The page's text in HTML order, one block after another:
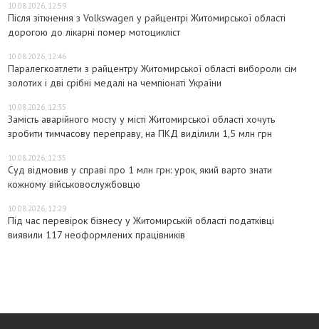
10.08.2026, 12:59
Після зіткнення з Volkswagen у райцентрі Житомирської області
дорогою до лікарні помер мотоцикліст
10.08.2026, 12:46
Паралегкоатлети з райцентру Житомирської області вибороли сім
золотих і дві срібні медалі на чемпіонаті України
10.08.2026, 12:35
Замість аварійного мосту у місті Житомирської області хочуть
зробити тимчасову переправу, на ПКД виділили 1,5 млн грн
10.08.2026, 12:35
Суд відмовив у справі про 1 млн грн: урок, який варто знати
кожному військовослужбовцю
10.08.2026, 12:29
Під час перевірок бізнесу у Житомирській області податківці
виявили 117 неоформлених працівників